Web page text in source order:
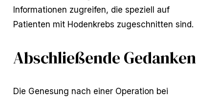
Informationen zugreifen, die speziell auf
Patienten mit Hodenkrebs zugeschnitten sind.
Abschließende Gedanken
Die Genesung nach einer Operation bei